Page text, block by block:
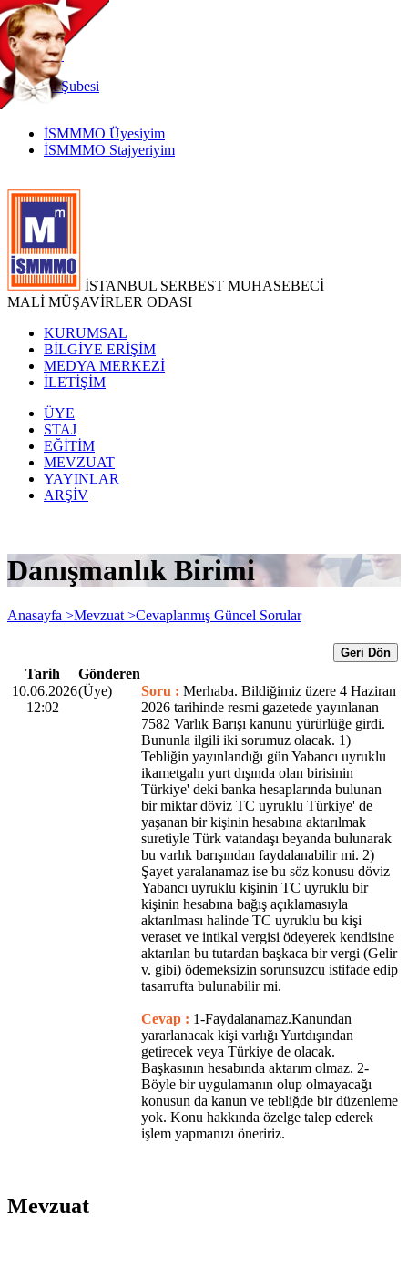
TR
|
EN
İnternetŞubesi
İSMMMO Üyesiyim
İSMMMO Stajyeriyim
İSTANBUL SERBEST MUHASEBECİ
MALİ MÜŞAVİRLER ODASI
KURUMSAL
BİLGİYE ERİŞİM
MEDYA MERKEZİ
İLETİŞİM
ÜYE
STAJ
EĞİTİM
MEVZUAT
YAYINLAR
ARŞİV
Danışmanlık Birimi
Anasayfa >Mevzuat >Cevaplanmış Güncel Sorular
Geri Dön
Tarih
Gönderen
10.06.2026
12:02
(Üye) Soru : Merhaba. Bildiğimiz üzere 4 Haziran
2026 tarihinde resmi gazetede yayınlanan
7582 Varlık Barışı kanunu yürürlüğe girdi.
Bununla ilgili iki sorumuz olacak. 1)
Tebliğin yayınlandığı gün Yabancı uyruklu
ikametgahı yurt dışında olan birisinin
Türkiye' deki banka hesaplarında bulunan
bir miktar döviz TC uyruklu Türkiye' de
yaşanan bir kişinin hesabına aktarılmak
suretiyle Türk vatandaşı beyanda bulunarak
bu varlık barışından faydalanabilir mi. 2)
Şayet yaralanamaz ise bu söz konusu döviz
Yabancı uyruklu kişinin TC uyruklu bir
kişinin hesabına bağış açıklamasıyla
aktarılması halinde TC uyruklu bu kişi
veraset ve intikal vergisi ödeyerek kendisine
aktarılan bu tutardan başkaca bir vergi (Gelir
v. gibi) ödemeksizin sorunsuzcu istifade edip
tasarrufta bulunabilir mi.
Cevap : 1-Faydalanamaz.Kanundan
yararlanacak kişi varlığı Yurtdışından
getirecek veya Türkiye de olacak.
Başkasının hesabında aktarım olmaz. 2-
Böyle bir uygulamanın olup olmayacağı
konusun da kanun ve tebliğde bir düzenleme
yok. Konu hakkında özelge talep ederek
işlem yapmanızı öneririz.
Mevzuat